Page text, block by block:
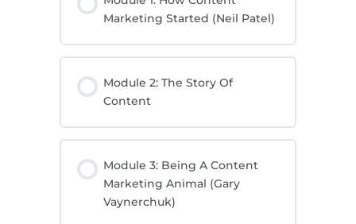
Marketing Started (Neil Patel)
Module 2: The Story Of
Content
Module 3: Being A Content
Marketing Animal (Gary
Vaynerchuk)